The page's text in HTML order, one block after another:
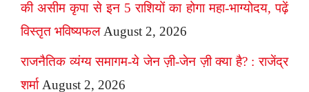
की असीम कृपा से इन 5 राशियों का होगा महा-भाग्योदय, पढ़ें
विस्तृत भविष्यफल August 2, 2026
राजनैतिक व्यंग्य समागम-ये जेन ज़ी-जेन ज़ी क्या है? : राजेंद्र
शर्मा August 2, 2026